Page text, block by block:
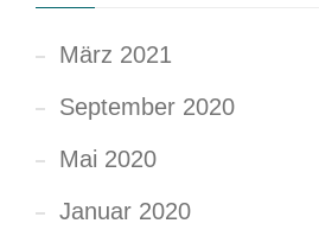
März 2021
September 2020
Mai 2020
Januar 2020